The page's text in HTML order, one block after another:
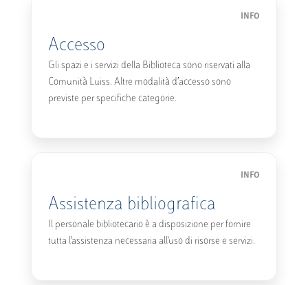
INFO
Accesso
Gli spazi e i servizi della Biblioteca sono riservati alla
Comunità Luiss. Altre modalità d’accesso sono
previste per specifiche categorie.
INFO
Assistenza bibliografica
Il personale bibliotecario è a disposizione per fornire
tutta l'assistenza necessaria all'uso di risorse e servizi.